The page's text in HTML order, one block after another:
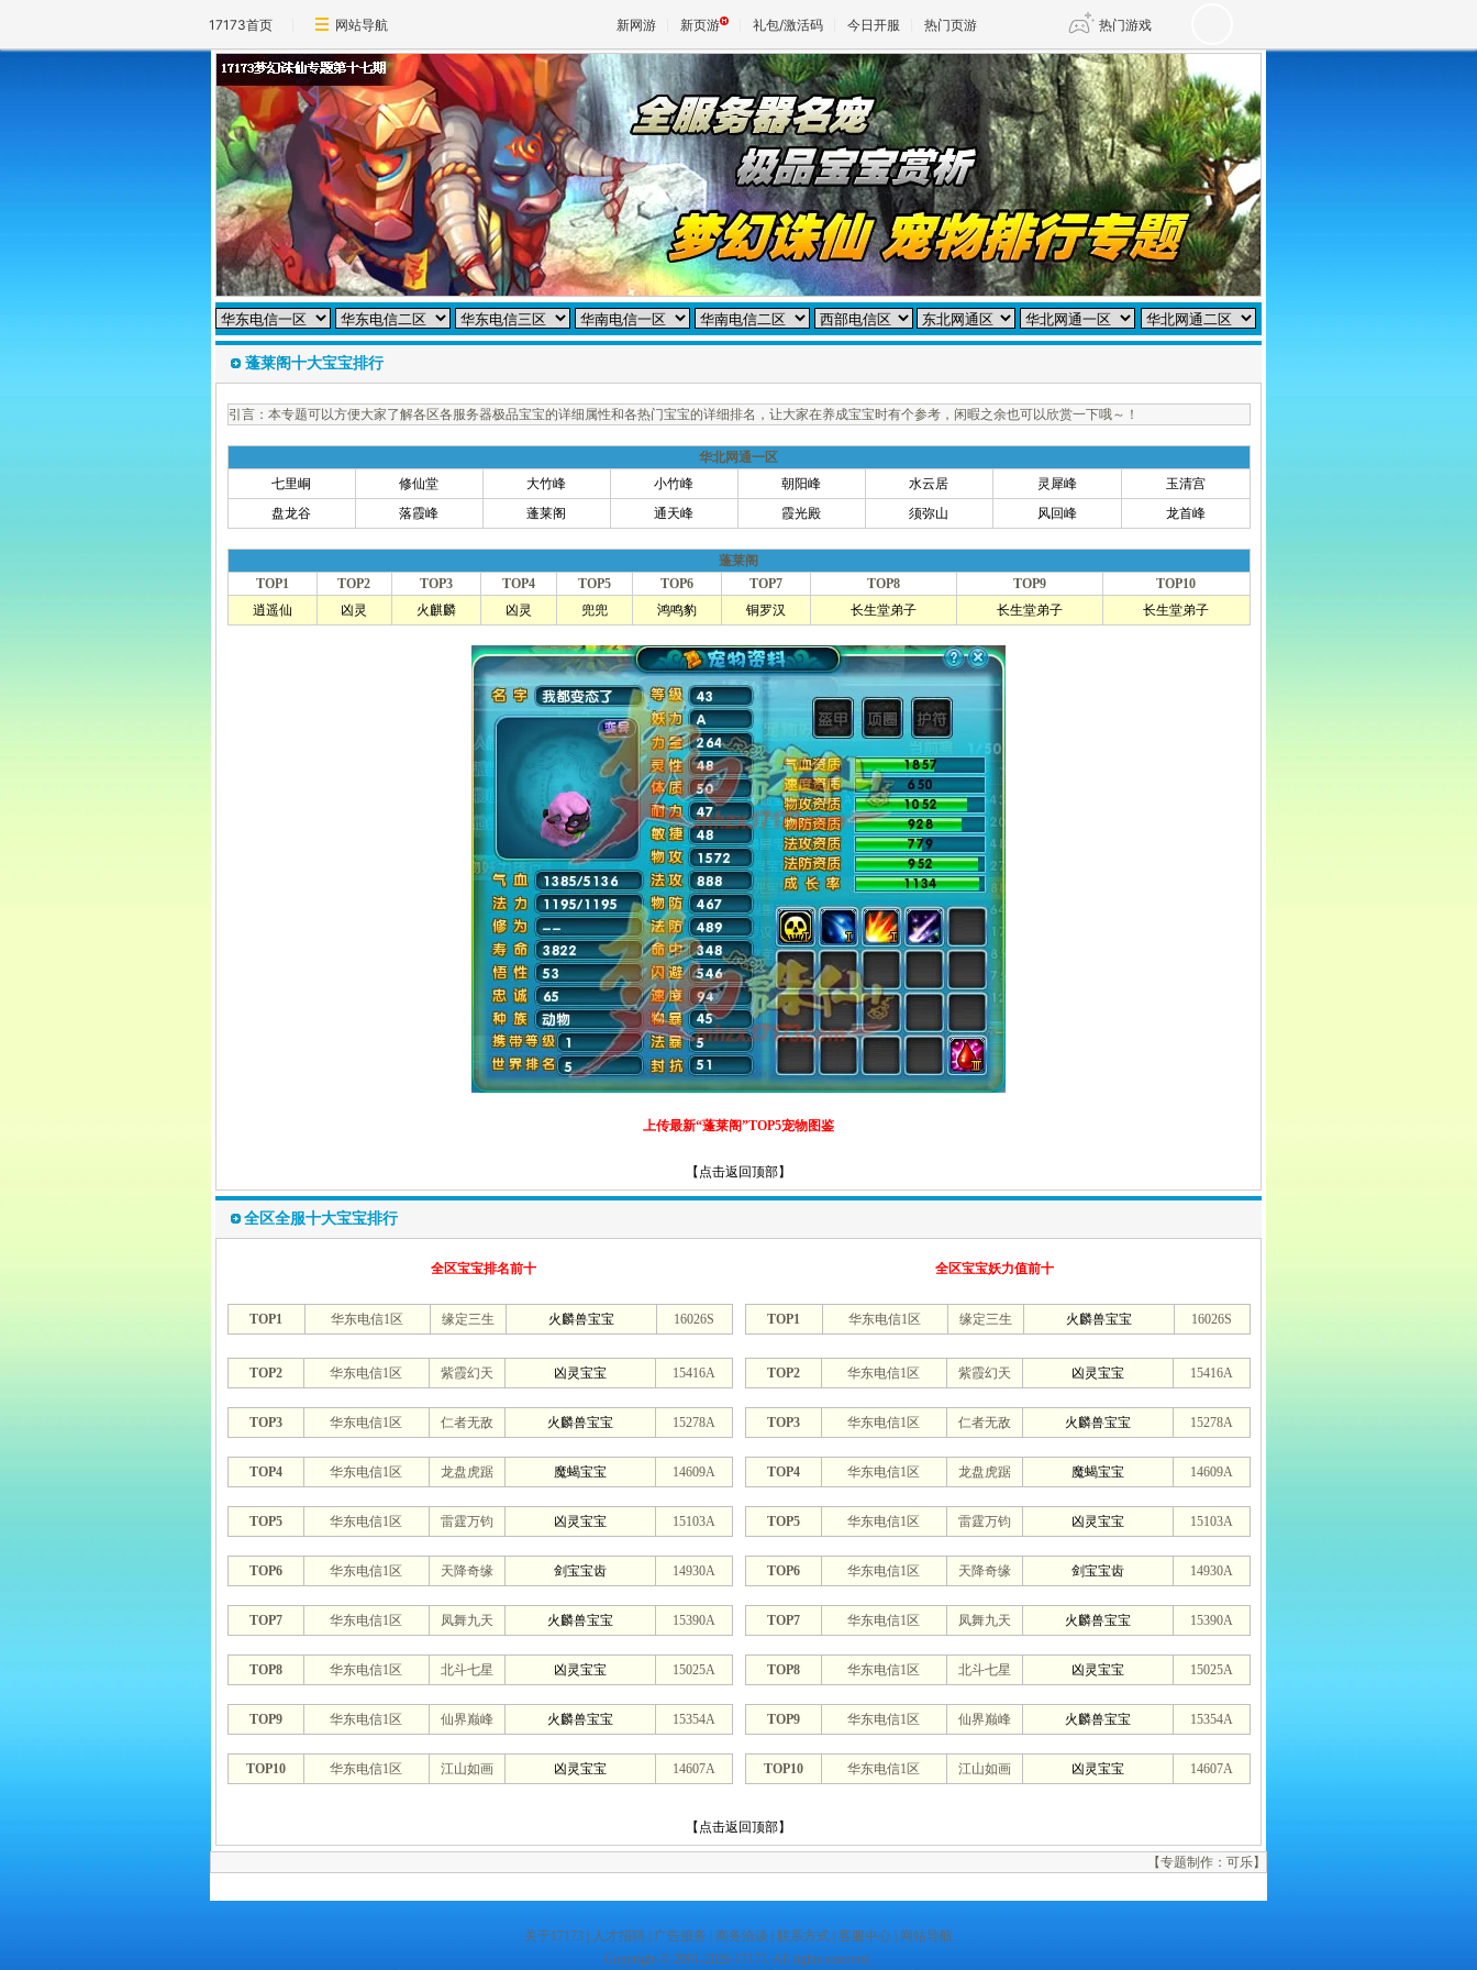
17173首页 网站导航 新网游 新页游 礼包/激活码 今日开服 热门页游 热门游戏
魔兽 DNF 传奇4
天堂 剑网3旗舰版 新天龙八部
王权与自由 诛仙世界 仙剑世界
蓬莱阁十大宝宝排行
引言：本专题可以方便大家了解各区各服务器极品宝宝的详细属性和各热门宝宝的详细排名，让大家在养成宝宝时有个参考，闲暇之余也可以欣赏一下哦～！
华北网通一区
七里峒
修仙堂 大竹峰 小竹峰 朝阳峰 水云居 灵犀峰
玉清宫
盘龙谷
落霞峰 蓬莱阁 通天峰 霞光殿 须弥山 风回峰 龙首峰
蓬莱阁
TOP1
TOP2 TOP3 TOP4 TOP5 TOP6 TOP7 TOP8 TOP9
TOP10
逍遥仙
凶灵 火麒麟 凶灵 兜兜 鸿鸣豹 铜罗汉 长生堂弟子 长生堂弟子 长生堂弟子
上传最新“蓬莱阁”TOP5宠物图鉴
【点击返回顶部】
全区全服十大宝宝排行
全区宝宝排名前十 全区宝宝妖力值前十
TOP1 华东电信1区 缘定三生 火麟兽宝宝 16026S TOP1 华东电信1区 缘定三生 火麟兽宝宝 16026S
TOP2 华东电信1区 紫霞幻天 凶灵宝宝 15416A TOP2 华东电信1区 紫霞幻天 凶灵宝宝 15416A
TOP3 华东电信1区 仁者无敌 火麟兽宝宝 15278A TOP3 华东电信1区 仁者无敌 火麟兽宝宝 15278A
TOP4 华东电信1区 龙盘虎踞 魔蝎宝宝 14609A TOP4 华东电信1区 龙盘虎踞 魔蝎宝宝 14609A
TOP5 华东电信1区 雷霆万钧 凶灵宝宝 15103A TOP5 华东电信1区 雷霆万钧 凶灵宝宝 15103A
TOP6 华东电信1区 天降奇缘 剑宝宝齿 14930A TOP6 华东电信1区 天降奇缘 剑宝宝齿 14930A
TOP7 华东电信1区 凤舞九天 火麟兽宝宝 15390A TOP7 华东电信1区 凤舞九天 火麟兽宝宝 15390A
TOP8 华东电信1区 北斗七星 凶灵宝宝 15025A TOP8 华东电信1区 北斗七星 凶灵宝宝 15025A
TOP9 华东电信1区 仙界巅峰 火麟兽宝宝 15354A TOP9 华东电信1区 仙界巅峰 火麟兽宝宝 15354A
TOP10 华东电信1区 江山如画 凶灵宝宝 14607A TOP10 华东电信1区 江山如画 凶灵宝宝 14607A
【点击返回顶部】
【专题制作：可乐】
关于17173 人才招聘 广告服务 商务洽谈 联系方式 客服中心
网站导航
Copyright © 2001-2026 17173. All rights reserved.